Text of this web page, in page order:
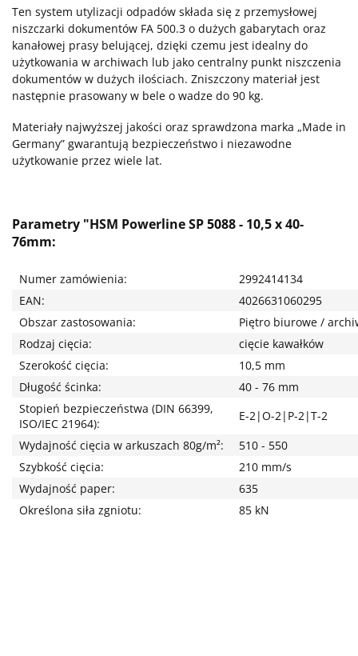
Ten system utylizacji odpadów składa się z przemysłowej
niszczarki dokumentów FA 500.3 o dużych gabarytach oraz
kanałowej prasy belującej, dzięki czemu jest idealny do
użytkowania w archiwach lub jako centralny punkt niszczenia
dokumentów w dużych ilościach. Zniszczony materiał jest
następnie prasowany w bele o wadze do 90 kg.
Materiały najwyższej jakości oraz sprawdzona marka „Made in
Germany” gwarantują bezpieczeństwo i niezawodne
użytkowanie przez wiele lat.
Parametry "HSM Powerline SP 5088 - 10,5 x 40-
76mm:
Numer zamówienia:
2992414134
EAN:
4026631060295
Obszar zastosowania:
Piętro biurowe /
Rodzaj cięcia:
cięcie kawałków
Szerokość cięcia:
10,5 mm
Długość ścinka:
40 - 76 mm
Stopień bezpieczeństwa (DIN 66399,
ISO/IEC 21964):
E-2|O-2|P-2|T-2
Wydajność cięcia w arkuszach 80g/m²:
510 - 550
Szybkość cięcia:
210 mm/s
Wydajność paper:
635
Określona siła zgniotu:
85 kN